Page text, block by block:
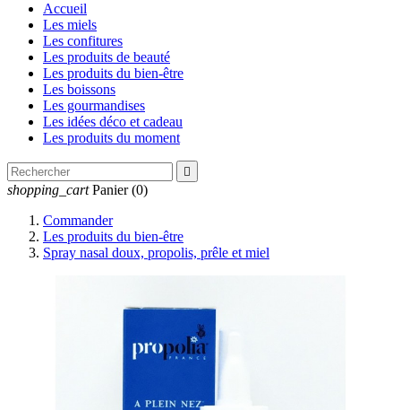
Accueil
Les miels
Les confitures
Les produits de beauté
Les produits du bien-être
Les boissons
Les gourmandises
Les idées déco et cadeau
Les produits du moment

shopping_cart Panier (0)
Commander
Les produits du bien-être
Spray nasal doux, propolis, prêle et miel